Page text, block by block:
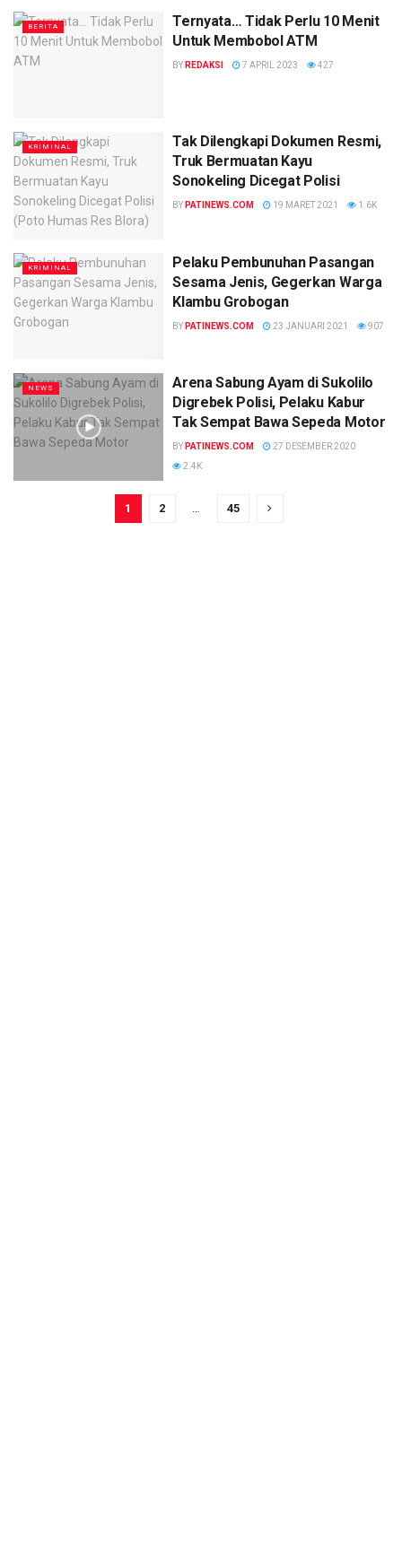
BERITA
Ternyata… Tidak Perlu 10 Menit
Untuk Membobol ATM
BY REDAKSI 7 APRIL 2023 427
KRIMINAL
Tak Dilengkapi Dokumen Resmi,
Truk Bermuatan Kayu
Sonokeling Dicegat Polisi
BY PATINEWS.COM 19 MARET 2021 1.6K
KRIMINAL
Pelaku Pembunuhan Pasangan
Sesama Jenis, Gegerkan Warga
Klambu Grobogan
BY PATINEWS.COM 23 JANUARI 2021 907
NEWS
Arena Sabung Ayam di Sukolilo
Digrebek Polisi, Pelaku Kabur
Tak Sempat Bawa Sepeda Motor
BY PATINEWS.COM
27 DESEMBER 2020
2.4K
1 2 45